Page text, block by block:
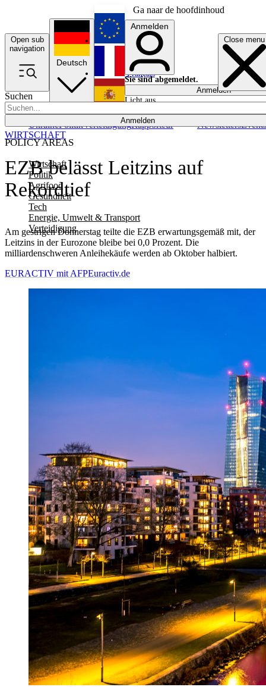
Ga naar de hoofdinhoud
Open sub
navigation
Close menu
Suchen
Anmelden
POLICY AREAS
Wirtschaft
Politik
Agrifood
Gesundheit
Tech
Energie, Umwelt & Transport
Verteidigung
UkrainePolitikVerteidigungRapporteur NewslettersEvents
Deutsch
English
Français
Anmelden
Sie sind abgemeldet.
Anmelden
Licht aus
EZB belässt Leitzins auf
Rekordtief
Am gestrigen Donnerstag teilte die EZB erwartungsgemäß mit, der
Leitzins in der Eurozone bleibe bei 0,0 Prozent. Die
milliardenschweren Anleihekäufe werden ab Oktober halbiert.
WIRTSCHAFT
EURACTIV mit AFPEuractiv.de